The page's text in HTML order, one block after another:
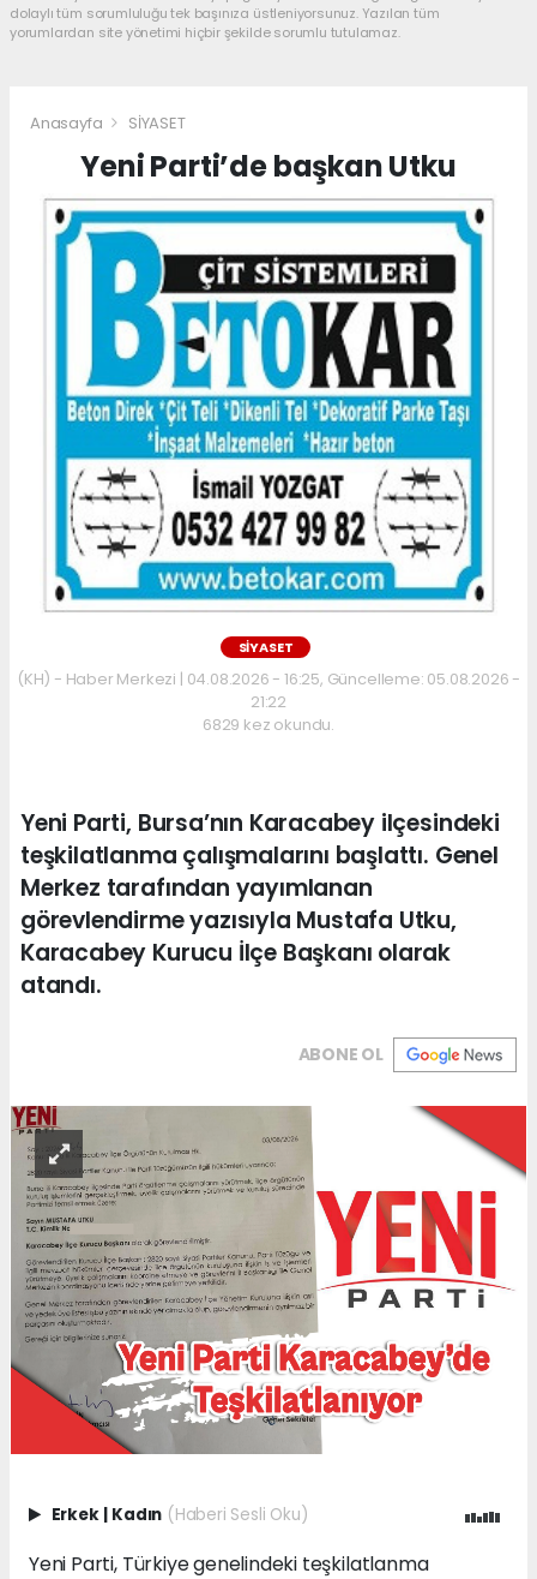
dolaylı tüm sorumluluğu tek başınıza üstleniyorsunuz. Yazılan tüm
yorumlardan site yönetimi hiçbir şekilde sorumlu tutulamaz.
Anasayfa SİYASET
Yeni Parti’de başkan Utku
SİYASET
(KH) - Haber Merkezi | 04.08.2026 - 16:25, Güncelleme: 05.08.2026 -
21:22
6829 kez okundu.
Yeni Parti, Bursa’nın Karacabey ilçesindeki
teşkilatlanma çalışmalarını başlattı. Genel
Merkez tarafından yayımlanan
görevlendirme yazısıyla Mustafa Utku,
Karacabey Kurucu İlçe Başkanı olarak
atandı.
ABONE OL
Erkek | Kadın (Haberi Sesli Oku)
Yeni Parti, Türkiye genelindeki teşkilatlanma